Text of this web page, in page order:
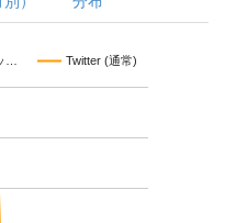
… Twitter (通常)